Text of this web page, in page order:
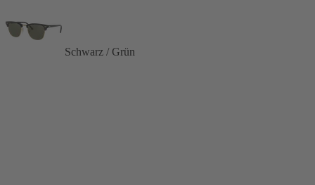
Schwarz / Grün